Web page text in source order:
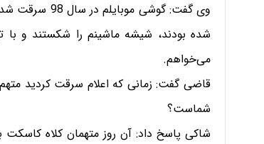
وی گفت:
شده بودند، شیشه ماشینم را شکستند و با
می‌خواهم.
شماست؟
شاکی پاسخ داد: آن روز متهمان کلاه